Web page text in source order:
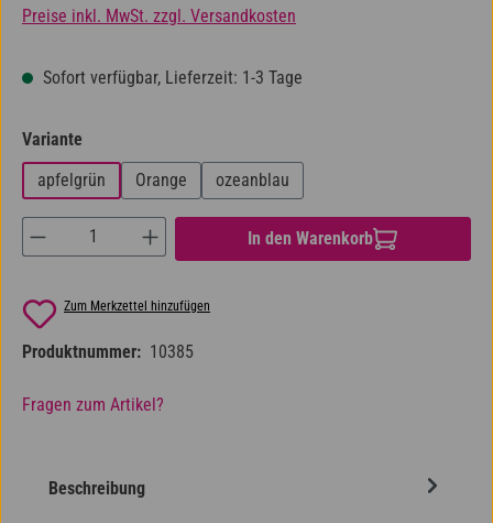
Preise inkl. MwSt. zzgl. Versandkosten
Sofort verfügbar, Lieferzeit: 1-3 Tage
Variante
apfelgrün
Orange ozeanblau
Produkt Anzahl: Gib den gewünschten Wert
In den Warenkorb
Zum Merkzettel hinzufügen
Produktnummer: 10385
Fragen zum Artikel?
Beschreibung